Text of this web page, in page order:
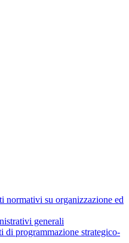
normativi su organizzazione ed
generali
di programmazione strategico-